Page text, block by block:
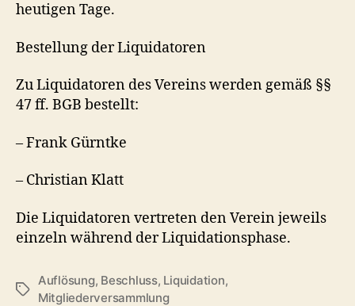
heutigen Tage.
Bestellung der Liquidatoren
Zu Liquidatoren des Vereins werden gemäß §§
47 ff. BGB bestellt:
– Frank Gürntke
– Christian Klatt
Die Liquidatoren vertreten den Verein jeweils
einzeln während der Liquidationsphase.
Schlagwörter
Auflösung, Beschluss, Liquidation,
Mitgliederversammlung